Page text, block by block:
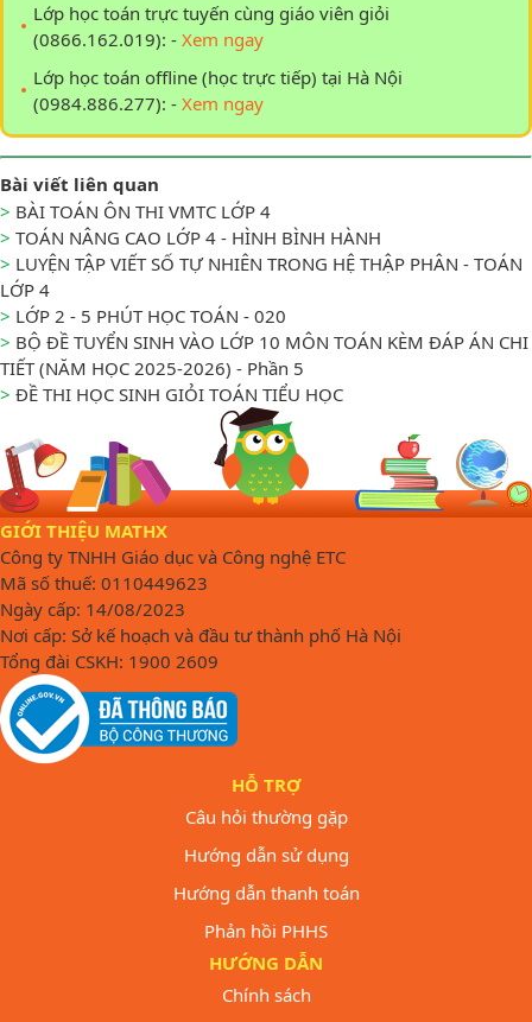
Lớp học toán trực tuyến cùng giáo viên giỏi
(0866.162.019): - Xem ngay
Lớp học toán offline (học trực tiếp) tại Hà Nội
(0984.886.277): - Xem ngay
Bài viết liên quan
> BÀI TOÁN ÔN THI VMTC LỚP 4
> TOÁN NÂNG CAO LỚP 4 - HÌNH BÌNH HÀNH
> LUYỆN TẬP VIẾT SỐ TỰ NHIÊN TRONG HỆ THẬP PHÂN - TOÁN
LỚP 4
> LỚP 2 - 5 PHÚT HỌC TOÁN - 020
> BỘ ĐỀ TUYỂN SINH VÀO LỚP 10 MÔN TOÁN KÈM ĐÁP ÁN CHI
TIẾT (NĂM HỌC 2025-2026) - Phần 5
> ĐỀ THI HỌC SINH GIỎI TOÁN TIỂU HỌC
GIỚI THIỆU MATHX
Công ty TNHH Giáo dục và Công nghệ ETC
Mã số thuế: 0110449623
Ngày cấp: 14/08/2023
Nơi cấp: Sở kế hoạch và đầu tư thành phố Hà Nội
Tổng đài CSKH: 1900 2609
HỖ TRỢ
Câu hỏi thường gặp
Hướng dẫn sử dụng
Hướng dẫn thanh toán
Phản hồi PHHS
HƯỚNG DẪN
Chính sách